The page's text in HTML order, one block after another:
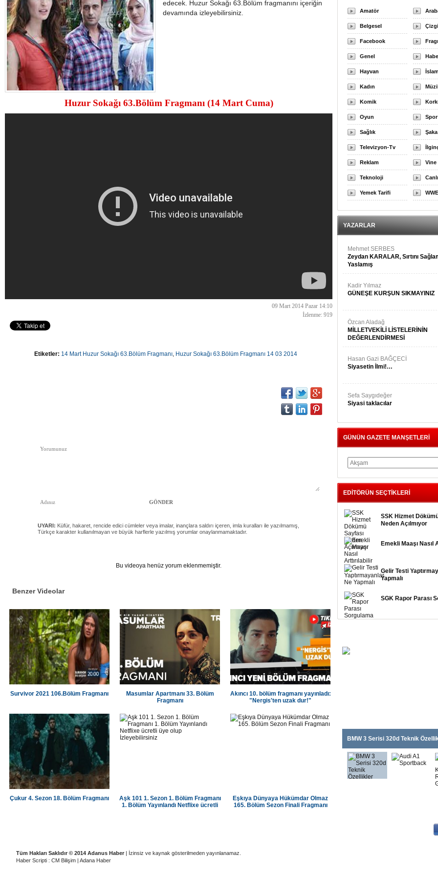
edecek. Huzur Sokağı 63.Bölüm fragmanını içeriğin
devamında izleyebilirsiniz.
Huzur Sokağı 63.Bölüm Fragmanı (14 Mart Cuma)
09 Mart 2014 Pazar 14:10
İzlenme: 919
Etiketler: 14 Mart Huzur Sokağı 63.Bölüm Fragmanı, Huzur Sokağı 63.Bölüm Fragmanı 14 03 2014
UYARI: Küfür, hakaret, rencide edici cümleler veya imalar, inançlara saldırı içeren, imla kuralları ile yazılmamış,
Türkçe karakter kullanılmayan ve büyük harflerle yazılmış yorumlar onaylanmamaktadır.
Bu videoya henüz yorum eklenmemiştir.
Benzer Videolar
Survivor 2021 106.Bölüm Fragmanı
Masumlar Apartmanı 33. Bölüm
Fragmanı
Akıncı 10. bölüm fragmanı yayınladı:
"Nergis'ten uzak dur!"
Çukur 4. Sezon 18. Bölüm Fragmanı
Aşk 101 1. Sezon 1. Bölüm Fragmanı
1. Bölüm Yayınlandı Netflixe ücretli
Eşkıya Dünyaya Hükümdar Olmaz
165. Bölüm Sezon Finali Fragmanı
Amatör
Belgesel
Facebook
Genel
Hayvan
Kadın
Komik
Oyun Spor
Sağlık Şaka
Televizyon-Tv
Reklam Vine
Teknoloji
Yemek Tarifi WWE
YAZARLAR
Mehmet SERBES
Zeydan KARALAR, Sırtını
Yaslamış
Kadir Yılmaz
GÜNEŞE KURŞUN SIKMAYINIZ
Özcan Aladağ
MİLLETVEKİLİ LİSTELERİNİN
DEĞERLENDİRMESİ
Hasan Gazi BAĞÇECİ
Siyasetin İlmi!…
Sefa Saygıdeğer
Siyasi taklacılar
GÜNÜN GAZETE MANŞETLERİ
EDİTÖRÜN SEÇTİKLERİ
SSK Hizmet
Neden Açılmıyor
Emekli Maaşı Nasıl
Gelir Testi
Yapmalı
SGK Rapor Parası
BMW 3 Serisi 320d Teknik
Tüm Hakları Saklıdır © 2014 Adanus Haber | İzinsiz ve kaynak gösterilmeden yayınlanamaz.
Haber Scripti : CM Bilişim | Adana Haber